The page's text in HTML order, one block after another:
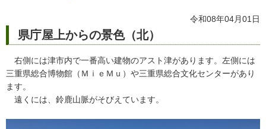
令和08年04月01日
県庁屋上からの景色（北）
右側には津市内で一番高い建物のアスト津があります。左側には
三重県総合博物館（ＭｉｅＭｕ）や三重県総合文化センターがあり
ます。
遠くには、鈴鹿山脈がそびえています。